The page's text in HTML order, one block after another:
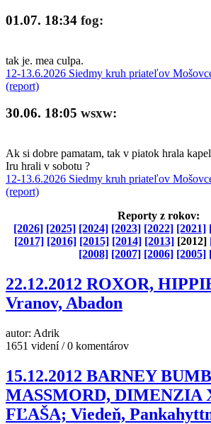
01.07. 18:34 fog:
tak je. mea culpa.
12-13.6.2026 Siedmy kruh priateľov
(report)
30.06. 18:05 wsxw:
Ak si dobre pamatam, tak v piatok hrala
Iru hrali v sobotu ?
12-13.6.2026 Siedmy kruh priateľov
(report)
Reporty z rokov:
[2026] [2025] [2024] [2023] [2022] [2021]
[2017] [2016] [2015] [2014] [2013][2012]
[2008] [2007] [2006] [2005]
22.12.2012 ROXOR,
Vranov, Abadon
autor: Adrik
1651 videní / 0 komentárov
15.12.2012 BARNEY
MASSMORD, DIMENZIA
FĽAŠA; Viedeň,